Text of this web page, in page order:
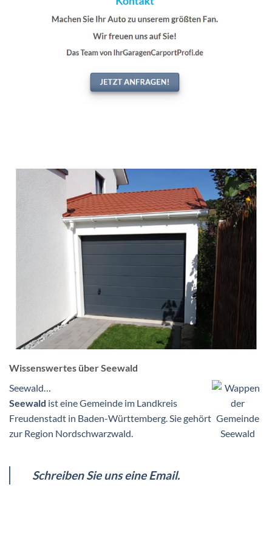
Wissenswertes über Seewald
Seewald…
Seewald ist eine Gemeinde im Landkreis
Freudenstadt in Baden-Württemberg. Sie gehört
zur Region Nordschwarzwald.
Schreiben Sie uns eine Email.